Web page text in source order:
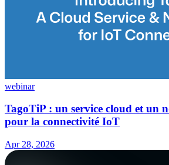
webinar
TagoTiP : un service cloud et un
pour la connectivité IoT
Apr 28, 2026